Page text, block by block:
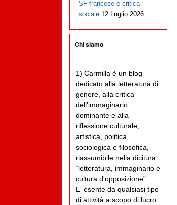
SF francese e critica
sociale 12 Luglio 2026
Chi siamo
1) Carmilla è un blog
dedicato alla letteratura di
genere, alla critica
dell'immaginario
dominante e alla
riflessione culturale,
artistica, politica,
sociologica e filosofica,
riassumibile nella dicitura:
“letteratura, immaginario e
cultura d'opposizione”.
E' esente da qualsiasi tipo
di attività a scopo di lucro